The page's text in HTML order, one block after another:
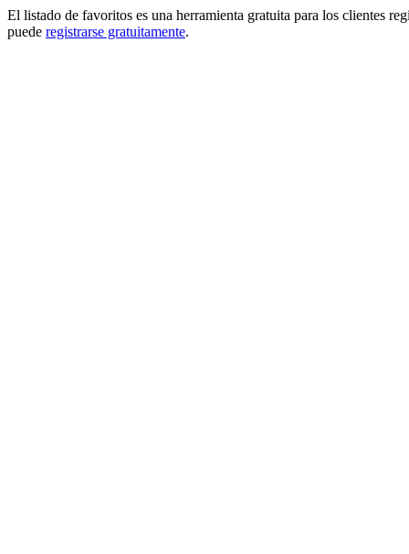
El listado de favoritos es una herramienta gratuita para los clientes
puede registrarse gratuitamente.